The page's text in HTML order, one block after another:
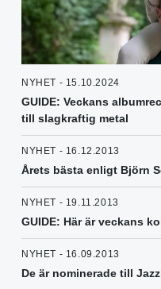
NYHET - 15.10.2024
GUIDE: Veckans
till slagkraftig metal
NYHET - 16.12.2013
Årets bästa enligt Björn
NYHET - 19.11.2013
GUIDE: Här är veckans
NYHET - 16.09.2013
De är nominerade till